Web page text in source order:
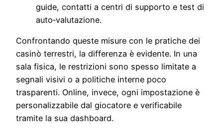
guide, contatti a centri di supporto e test di
auto‑valutazione.
Confrontando queste misure con le pratiche dei
casinò terrestri, la differenza è evidente. In una
sala fisica, le restrizioni sono spesso limitate a
segnali visivi o a politiche interne poco
trasparenti. Online, invece, ogni impostazione è
personalizzabile dal giocatore e verificabile
tramite la sua dashboard.